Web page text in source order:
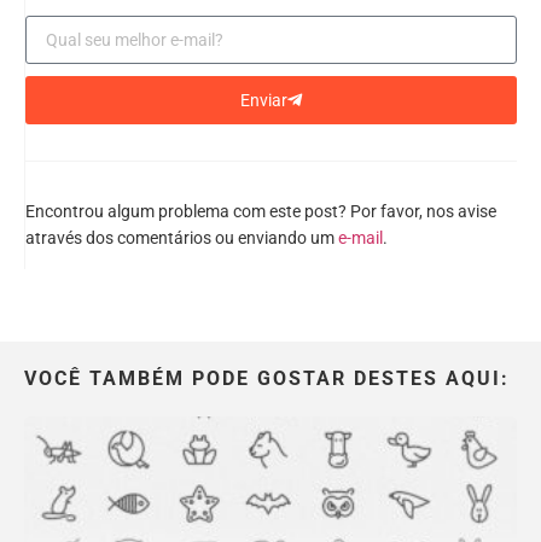
Enviar
Encontrou algum problema com este post? Por favor, nos avise
através dos comentários ou enviando ume-mail .
VOCÊ TAMBÉM PODE GOSTAR DESTES AQUI: